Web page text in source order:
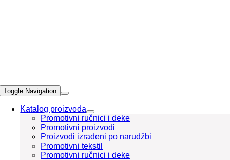
Toggle Navigation
Katalog proizvoda
Promotivni ručnici i deke
Promotivni proizvodi
Proizvodi izrađeni po narudžbi
Promotivni tekstil
Promotivni ručnici i deke